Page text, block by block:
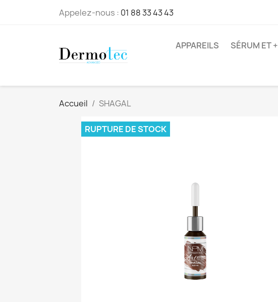
Appelez-nous : 01 88 33 43 43
APPAREILS SÉRUM ET +
Accueil SHAGAL
RUPTURE DE STOCK